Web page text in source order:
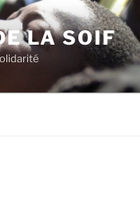
LA SOIF